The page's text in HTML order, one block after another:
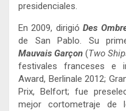
presidenciales.
En 2009, dirigióDes
de San Pablo. Su
Mauvais Garçon (Two
festivales franceses e
Award, Berlinale 2012;
Prix, Belfort; fue
mejor cortometraje de